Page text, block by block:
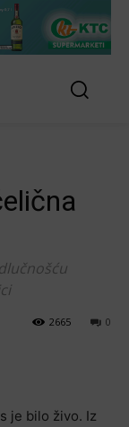
0
2665
je bilo živo. Iz